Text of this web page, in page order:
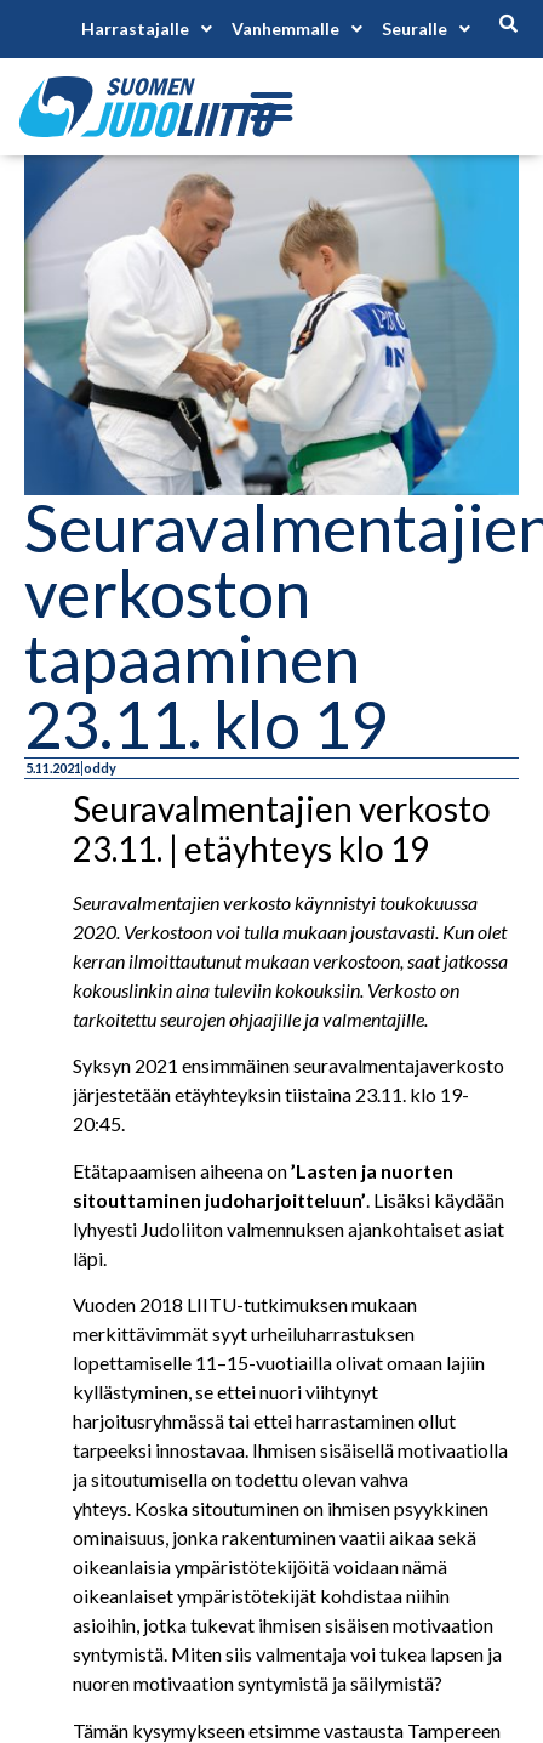
Harrastajalle Vanhemmalle Seuralle
verkoston
tapaaminen
23.11. klo 19
5.11.2021 oddy
Seuravalmentajien verkosto
23.11. | etäyhteys klo 19
Seuravalmentajien verkosto käynnistyi toukokuussa
2020. Verkostoon voi tulla mukaan joustavasti. Kun olet
kerran ilmoittautunut mukaan verkostoon, saat jatkossa
kokouslinkin aina tuleviin kokouksiin. Verkosto on
tarkoitettu seurojen ohjaajille ja valmentajille.
Syksyn 2021 ensimmäinen seuravalmentajaverkosto
järjestetään etäyhteyksin tiistaina 23.11. klo 19-
20:45.
Etätapaamisen aiheena on’Lasten ja nuorten
sitouttaminen judoharjoitteluun’ . Lisäksi käydään
lyhyesti Judoliiton valmennuksen ajankohtaiset asiat
läpi.
Vuoden 2018 LIITU-tutkimuksen mukaan
merkittävimmät syyt urheiluharrastuksen
lopettamiselle 11–15-vuotiailla olivat omaan lajiin
kyllästyminen, se ettei nuori viihtynyt
harjoitusryhmässä tai ettei harrastaminen ollut
tarpeeksi innostavaa. Ihmisen sisäisellä motivaatiolla
ja sitoutumisella on todettu olevan vahva
yhteys. Koska sitoutuminen on ihmisen psyykkinen
ominaisuus, jonka rakentuminen vaatii aikaa sekä
oikeanlaisia ympäristötekijöitä voidaan nämä
oikeanlaiset ympäristötekijät kohdistaa niihin
asioihin, jotka tukevat ihmisen sisäisen motivaation
syntymistä. Miten siis valmentaja voi tukea lapsen ja
nuoren motivaation syntymistä ja säilymistä?
Tämän kysymykseen etsimme vastausta Tampereen